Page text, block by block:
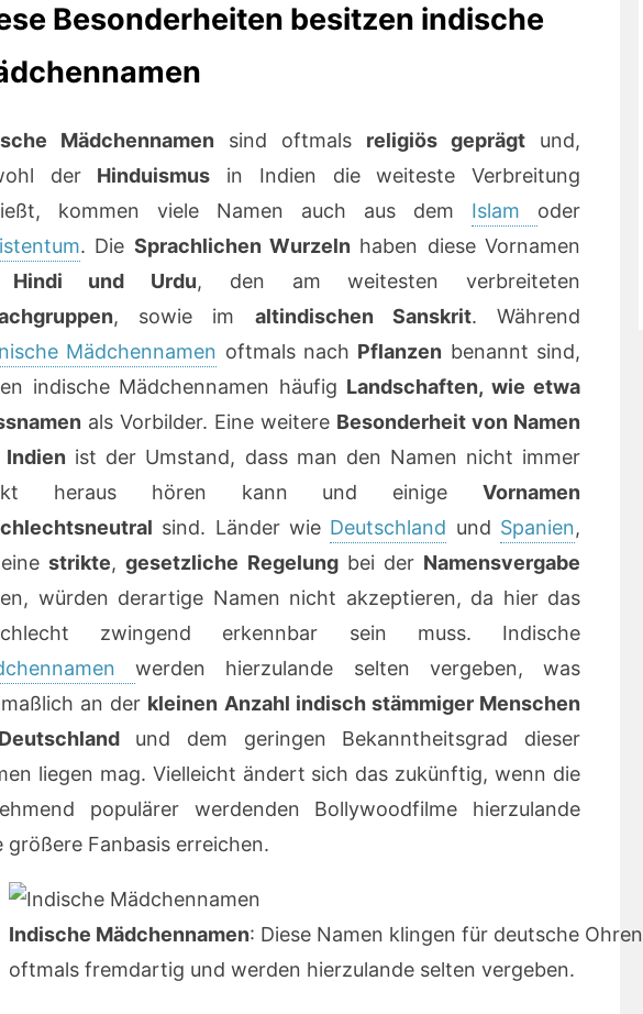
Besonderheiten besitzen indische
Mädchennamen sind oftmals religiös geprägt und,
der Hinduismus in Indien die weiteste Verbreitung
kommen viele Namen auch aus dem Islam oder
. Die Sprachlichen Wurzeln haben diese Vornamen
und Urdu, den am weitesten verbreiteten
, sowie im altindischen Sanskrit. Während
Mädchennamen oftmals nach Pflanzen benannt sind,
indische Mädchennamen häufig Landschaften, wie etwa
als Vorbilder. Eine weitere Besonderheit von Namen
Indien ist der Umstand, dass man den Namen nicht immer
heraus hören kann und einige Vornamen
sind. Länder wie Deutschland und Spanien,
strikte,gesetzliche Regelungbei der Namensvergabe
würden derartige Namen nicht akzeptieren, da hier das
zwingend erkennbar sein muss. Indische
werden hierzulande selten vergeben, was
an der kleinen Anzahl indisch stämmiger Menschen
und dem geringen Bekanntheitsgrad dieser
liegen mag. Vielleicht ändert sich das zukünftig, wenn die
populärer werdenden Bollywoodfilme hierzulande
größere Fanbasis erreichen.
Indische Mädchennamen: Diese Namen klingen für deutsche Ohren
oftmals fremdartig und werden hierzulande selten vergeben.